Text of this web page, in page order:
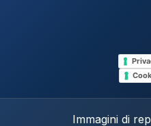
Immagini di